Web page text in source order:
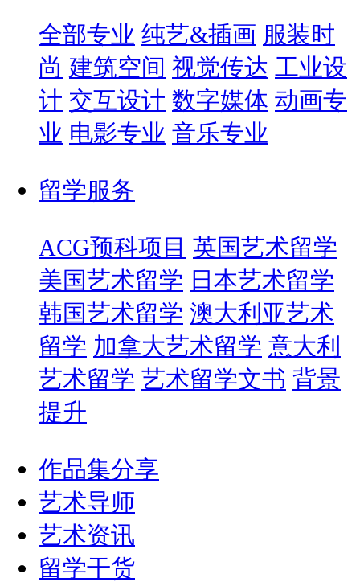
全部专业 纯艺&插画 服装时
尚 建筑空间 视觉传达 工业设
计 交互设计 数字媒体 动画专
业 电影专业 音乐专业
留学服务
ACG预科项目 英国艺术留学
美国艺术留学 日本艺术留学
韩国艺术留学 澳大利亚艺术
留学 加拿大艺术留学 意大利
艺术留学 艺术留学文书 背景
提升
作品集分享
艺术导师
艺术资讯
留学干货